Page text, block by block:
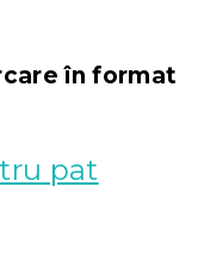
în format
pat